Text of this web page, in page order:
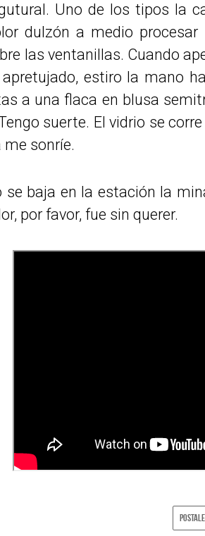
Uno de los tipos la
dulzón a medio
las ventanillas. Cuando
estiro la mano
a una flaca en blusa
suerte. El vidrio se
sonríe.
se baja en la estación la
por favor, fue sin querer.